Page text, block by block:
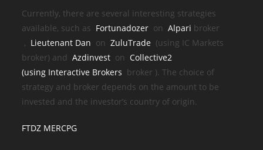
Currently, there are several interesting strategies
available, such as Fortunadozer onAlpari broker
, Lieutenant Dan onZuluTrade (using IC Markets
broker) andAzdinvest onCollective2
(using Interactive Brokers broker ). The choice of
strategy and broker depends on the amount to be
invested and the investor’s country of origin.
FTDZ MERCPG